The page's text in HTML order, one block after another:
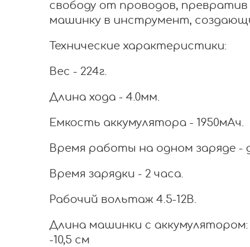
свободу от проводов,
машинку в инструмент,
Технические характеристики:
Вес - 224г.
Длина хода - 4.0мм.
Емкость аккумулятора - 1950мАч.
Время работы на одном заряде -
Время зарядки - 2 часа.
Рабочий вольтаж 4.5-12В.
Длина машинки с аккумулятором:
-10,5 см